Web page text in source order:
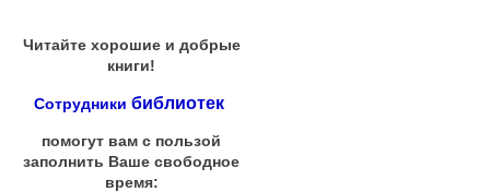
Читайте хорошие и добрые
книги!
Сотрудники библиотек
помогут вам с пользой
заполнить Ваше свободное
время: